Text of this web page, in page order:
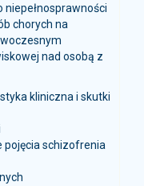
niepełnosprawności
chorych na
nad osobą z
kliniczna i skutki
pojęcia schizofrenia